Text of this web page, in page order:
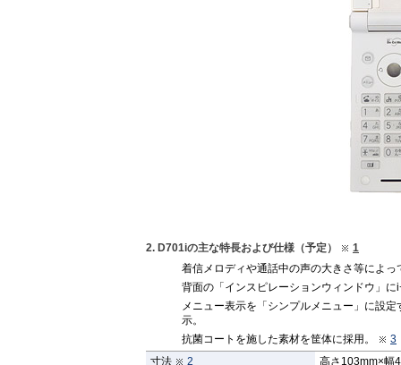
2. D701iの主な特長および仕様（予定）
1
着信メロディや通話中の声の大きさ等によ
背面の「インスピレーションウィンドウ」
メニュー表示を「シンプルメニュー」に設
示。
抗菌コートを施した素材を筐体に採用。
3
寸法
2 高さ103mm×幅